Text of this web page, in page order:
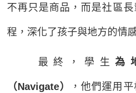
不再只是商品，而是社區
程，深化了孩子與地方的情
最終，學生為
（Navigate） ，他們運用